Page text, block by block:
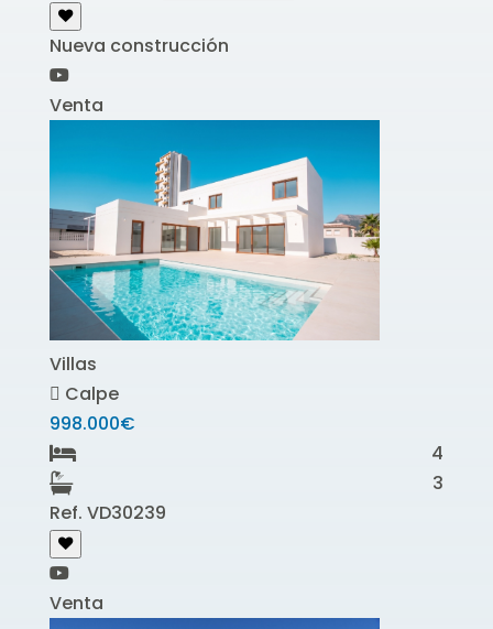
Nueva construcción
Venta
Villas
Calpe
998.000€
4
3
Ref. VD30239
Venta